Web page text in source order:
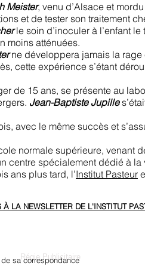
Meister, venu d’Alsace et
et de tester son traitement
le soin d’inoculer à l’enfant
moins atténuées.
ne développera jamais la rage
cette expérience s’étant
de 15 ans, se présente au
Jean-Baptiste Jupille
avec le même succès et
normale supérieure, venant
centre spécialement dédié à
ans plus tard, l’Institut Pasteur
LA NEWSLETTER DE L'INSTITUT
Régie Publicitaire
sa correspondance